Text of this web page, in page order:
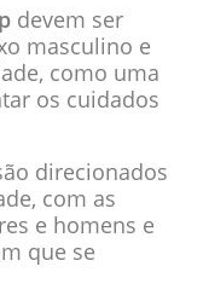
devem ser
masculino e
como uma
os cuidados
direcionados
com as
e homens e
que se